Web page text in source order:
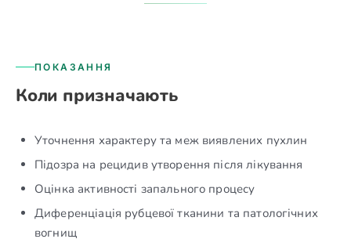
ПОКАЗАННЯ
Коли призначають
Уточнення характеру та меж виявлених пухлин
Підозра на рецидив утворення після лікування
Оцінка активності запального процесу
Диференціація рубцевої тканини та патологічних
вогнищ